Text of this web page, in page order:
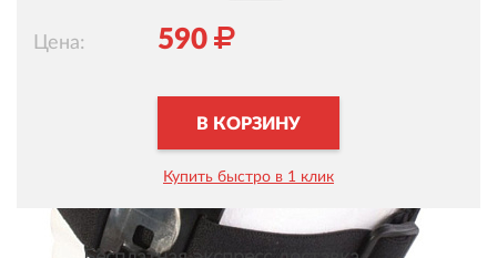
Цена: 590
В КОРЗИНУ
Купить быстро в 1 клик